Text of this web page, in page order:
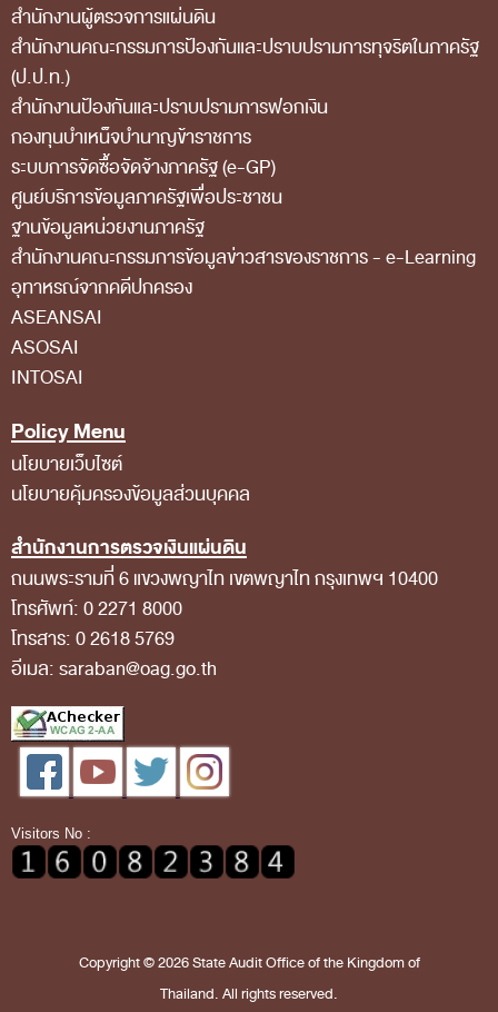
ผลการตรวจสอบที่สำคัญ
สถิติการตรวจสอบรายงานการเงิน
ข้อมูลสาธารณะ
ข่าวสารการจัดซื้อจัดจ้างของ สตง.
แผนการจัดซื้อจัดจ้าง
ประกาศประกวดราคา/ราคากลาง/ขายพัสดุเสื่อม
สภาพ
สรุปผลการจัดซื้อจัดจ้าง
ข้อมูลสาระสำคัญในสัญญา
การรายงานผลการจัดซื้อจัดจ้าง หรือการจัดการ
การประเมิน ITA
ศูนย์ข้อมูลข่าวสารของราชการ
การส่งเสริมความโปร่งใส
การเปิดโอกาสให้เกิดการมีส่วนร่วม
การขับเคลื่อนจริยธรรม
รายงานผลการดำเนินงานของ สตง.
แผน/ผลการปฏิบัติงานและการใช้จ่าย
แผนพัฒนาทรัพยากรบุคคล
รายงานการรับทรัพย์สินหรือประโยชน์อื่นใดโดย
ธรรมจรรยา
รายงานผลตามนโยบาย No Gift Policy
สำนักงานผู้ตรวจการแผ่นดิน
สำนักงานคณะกรรมการป้องกันและปราบปรามการทุจริตในภาครัฐ
(ป.ป.ท.)
สำนักงานป้องกันและปราบปรามการฟอกเงิน
กองทุนบำเหน็จบำนาญข้าราชการ
ระบบการจัดซื้อจัดจ้างภาครัฐ (e-GP)
ศูนย์บริการข้อมูลภาครัฐเพื่อประชาชน
ฐานข้อมูลหน่วยงานภาครัฐ
สํานักงานคณะกรรมการข้อมูลข่าวสารของราชการ - e-Learning
อุทาหรณ์จากคดีปกครอง
ASEANSAI
ASOSAI
INTOSAI
Policy Menu
นโยบายเว็บไซต์
นโยบายคุ้มครองข้อมูลส่วนบุคคล
สำนักงานการตรวจเงินแผ่นดิน
ถนนพระรามที่ 6 แขวงพญาไท เขตพญาไท กรุงเทพฯ 10400
โทรศัพท์: 0 2271 8000
โทรสาร: 0 2618 5769
อีเมล: saraban@oag.go.th
Visitors No :
Copyright © 2026 State Audit Office of the Kingdom of
Thailand. All rights reserved.